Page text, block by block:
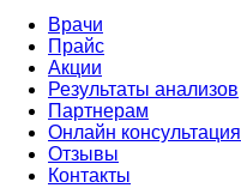
Врачи
Прайс
Акции
Результаты анализов
Партнерам
Онлайн консультация
Отзывы
Контакты